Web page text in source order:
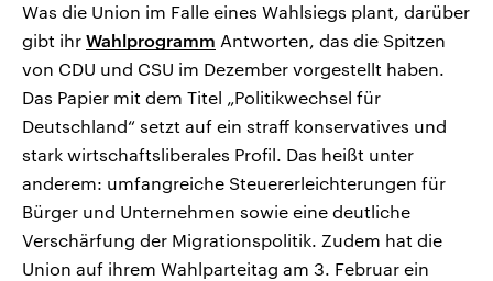
Was die Union im Falle eines Wahlsiegs plant, darüber
gibt ihr Wahlprogramm Antworten, das die Spitzen
von CDU und CSU im Dezember vorgestellt haben.
Das Papier mit dem Titel „Politikwechsel für
Deutschland“ setzt auf ein straff konservatives und
stark wirtschaftsliberales Profil. Das heißt unter
anderem: umfangreiche Steuererleichterungen für
Bürger und Unternehmen sowie eine deutliche
Verschärfung der Migrationspolitik. Zudem hat die
Union auf ihrem Wahlparteitag am 3. Februar ein